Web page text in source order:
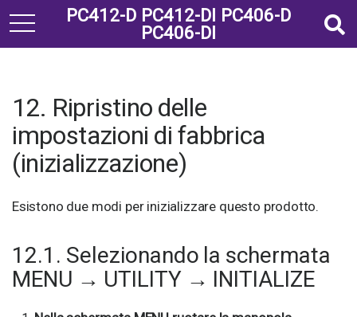
PC412-D PC412-DI PC406-D
PC406-DI
t
e
n
a
v
g
o
12. Ripristino delle
impostazioni di fabbrica
(inizializzazione)
Esistono due modi per inizializzare questo prodotto.
12.1. Selezionando la schermata
MENU → UTILITY → INITIALIZE